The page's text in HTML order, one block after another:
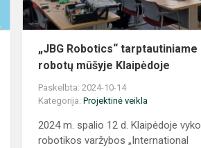
„JBG Robotics“ tarptautiniame
robotų mūšyje Klaipėdoje
Paskelbta: 2024-10-14
Kategorija:Projektinė veikla
2024 m. spalio 12 d. Klaipėdoje vyko
robotikos varžybos „International